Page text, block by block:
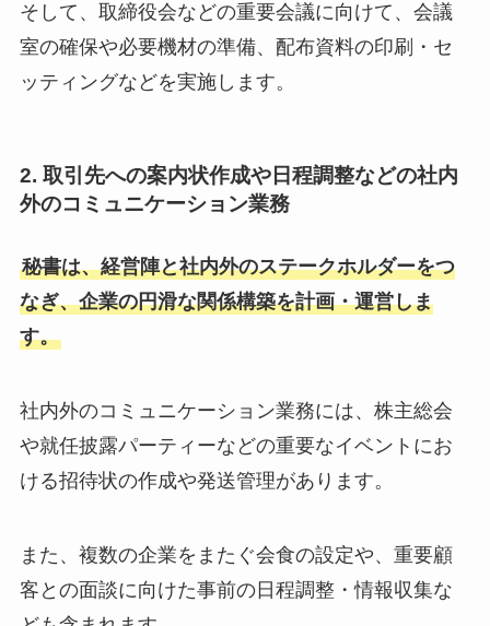
そして、取締役会などの重要会議に向けて、会議
室の確保や必要機材の準備、配布資料の印刷・セ
ッティングなどを実施します。
2. 取引先への案内状作成や日程調整などの社内
外のコミュニケーション業務
秘書は、経営陣と社内外のステークホルダーをつ
なぎ、企業の円滑な関係構築を計画・運営しま
す。
社内外のコミュニケーション業務には、株主総会
や就任披露パーティーなどの重要なイベントにお
ける招待状の作成や発送管理があります。
また、複数の企業をまたぐ会食の設定や、重要顧
客との面談に向けた事前の日程調整・情報収集な